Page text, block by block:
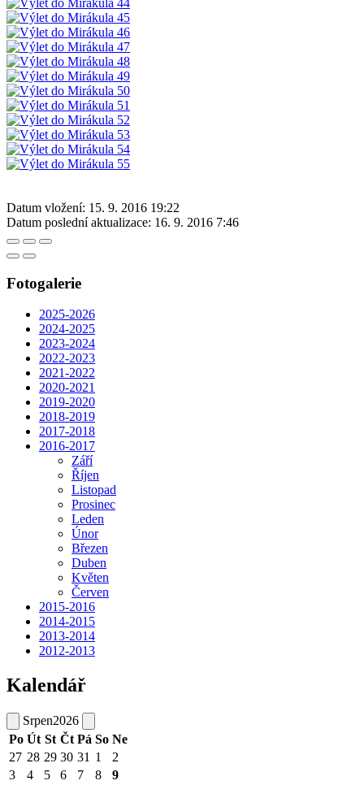
Datum vložení: 15. 9. 2016 19:22
Datum poslední aktualizace: 16. 9. 2016 7:46
Fotogalerie
2025-2026
2024-2025
2023-2024
2022-2023
2021-2022
2020-2021
2019-2020
2018-2019
2017-2018
2016-2017
Září
Říjen
Listopad
Prosinec
Leden
Únor
Březen
Duben
Květen
Červen
2015-2016
2014-2015
2013-2014
2012-2013
Kalendář
Srpen2026
Po Út St Čt Pá So Ne
27 28 29 30 31 1
2
3
4 5 6 7 8
9